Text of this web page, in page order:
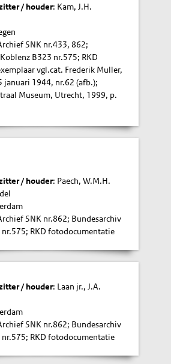
/ houder: Kam, J.H.
SNK nr.433, 862;
B323 nr.575; RKD
vgl.cat. Frederik Muller,
januari 1944, nr.62 (afb.);
Museum, Utrecht, 1999, p.
/ houder: Paech, W.M.H.
SNK nr.862; Bundesarchiv
nr.575; RKD fotodocumentatie
/ houder: Laan jr., J.A.
SNK nr.862; Bundesarchiv
nr.575; RKD fotodocumentatie